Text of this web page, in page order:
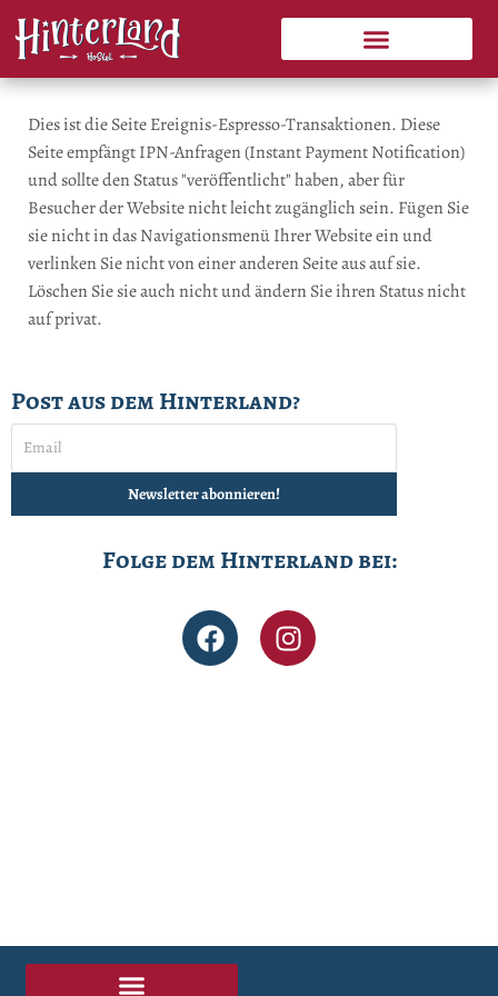
Zum
Inhalt
springen
Dies ist die Seite Ereignis-Espresso-Transaktionen. Diese
Seite empfängt IPN-Anfragen (Instant Payment Notification)
und sollte den Status "veröffentlicht" haben, aber für
Besucher der Website nicht leicht zugänglich sein. Fügen Sie
sie nicht in das Navigationsmenü Ihrer Website ein und
verlinken Sie nicht von einer anderen Seite aus auf sie.
Löschen Sie sie auch nicht und ändern Sie ihren Status nicht
auf privat.
Post aus dem Hinterland?
Folge dem Hinterland bei: